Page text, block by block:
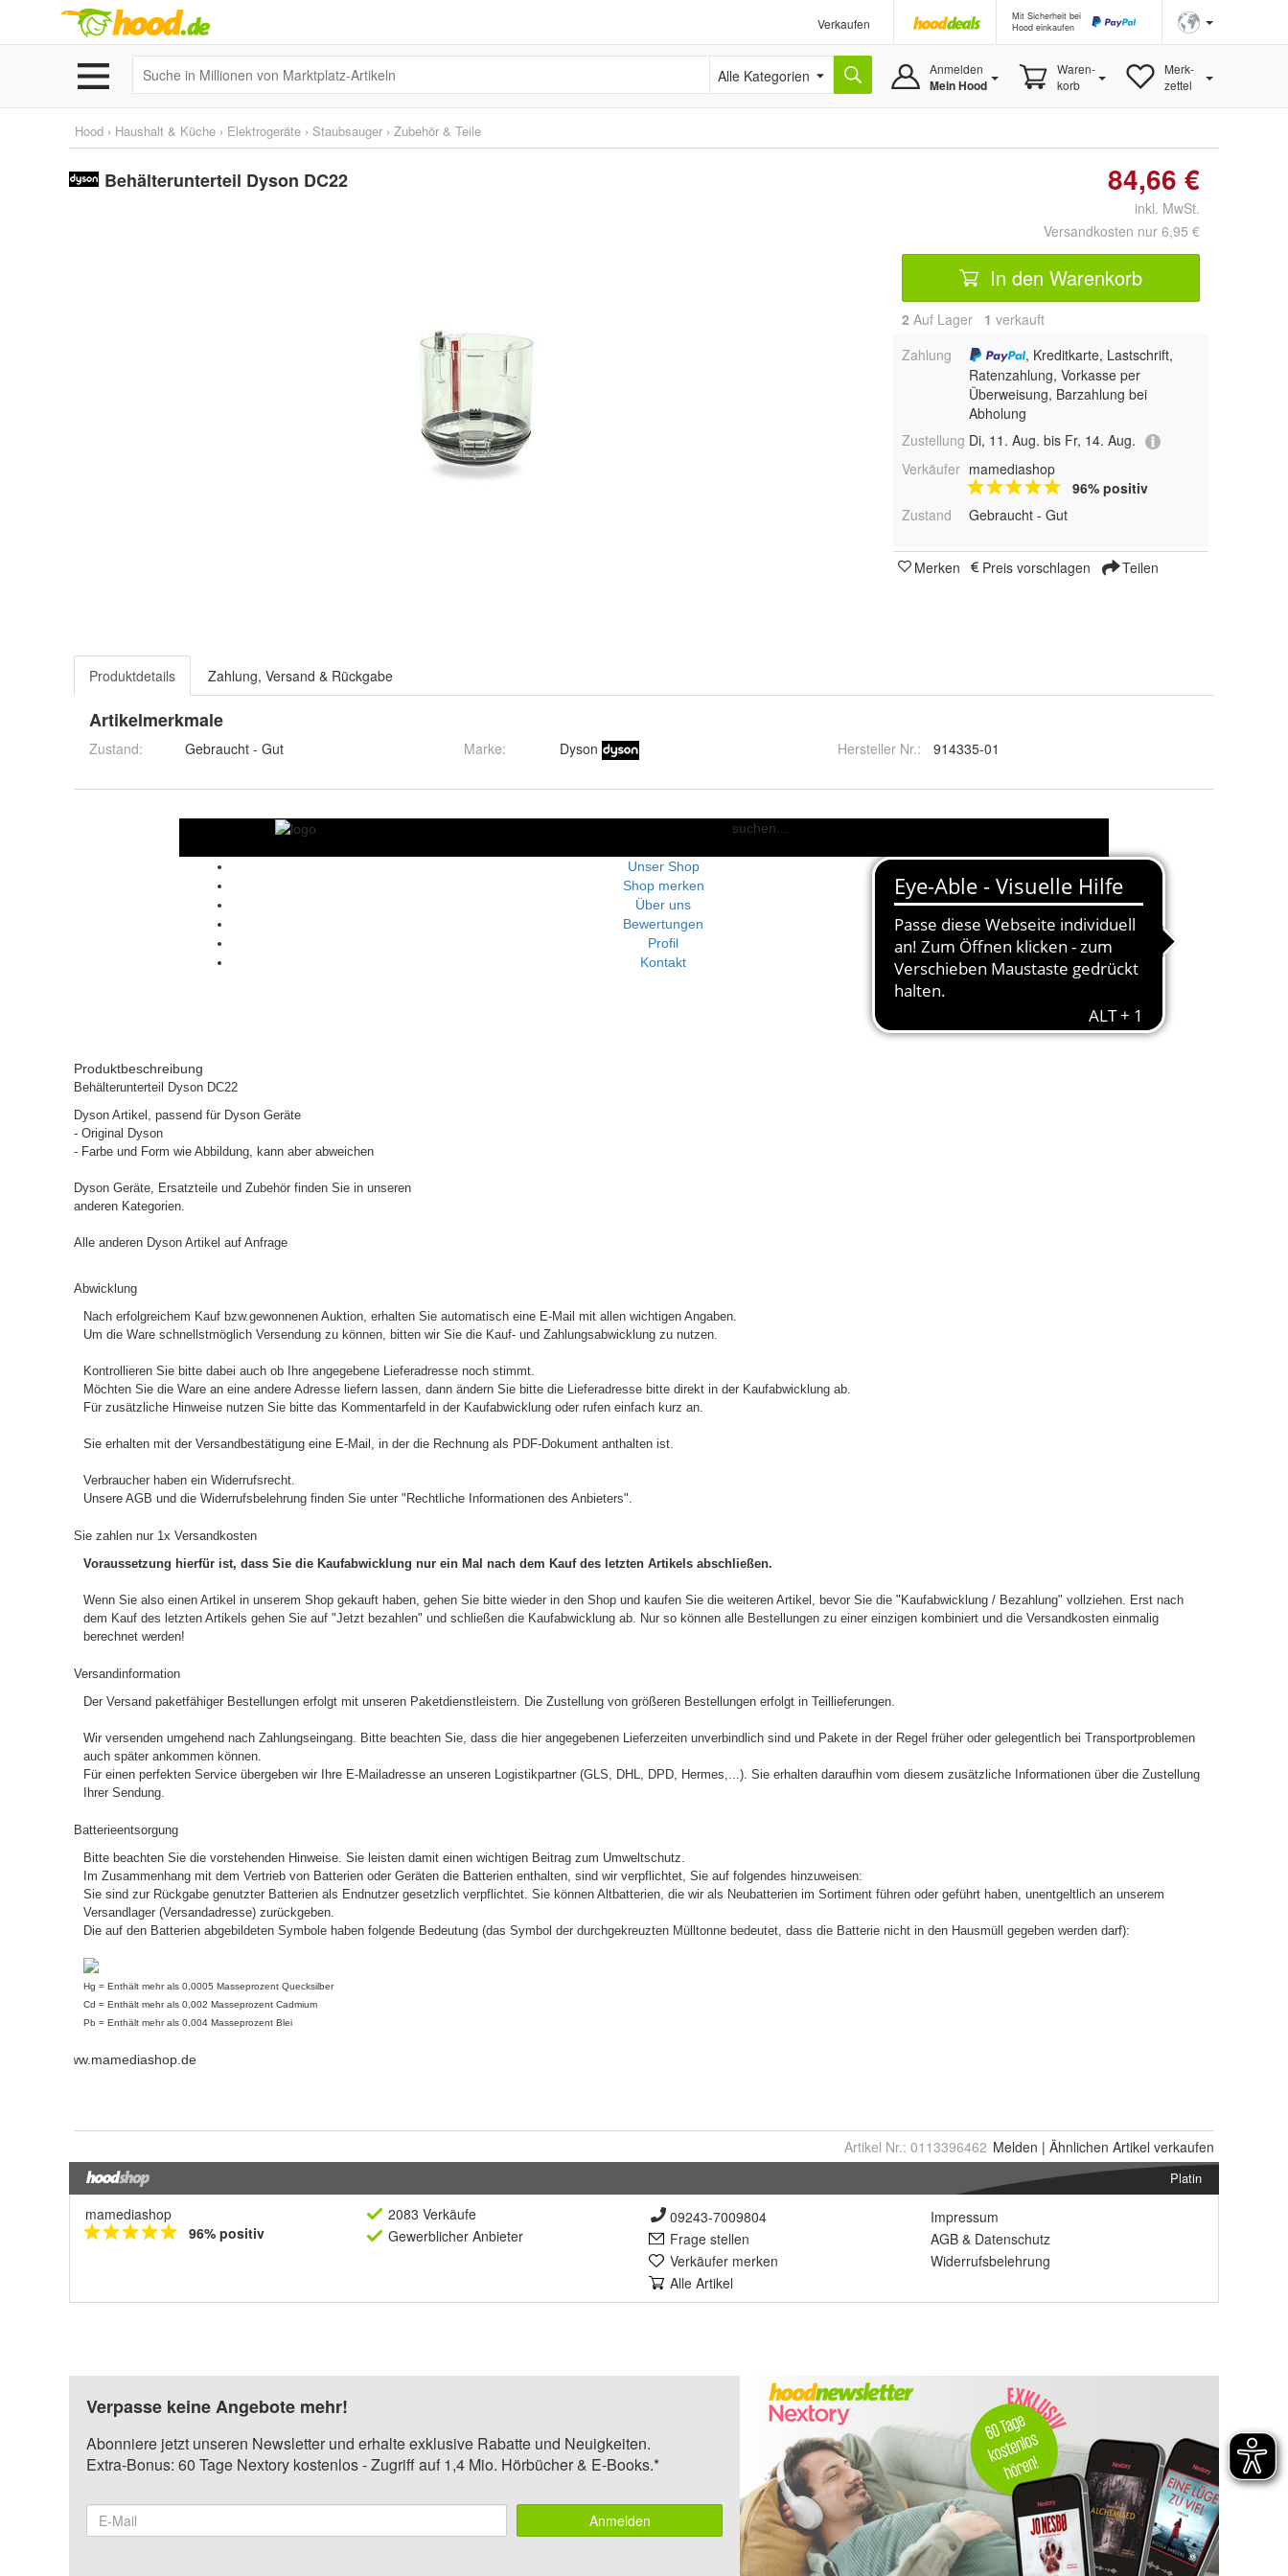
Verkaufen
Mit Sicherheit bei
Hood einkaufen
Alle Kategorien Anmelden
Mein Hood
Waren-
korb
Merk-
zettel
Hood › Haushalt & Küche › Elektrogeräte › Staubsauger › Zubehör & Teile
Behälterunterteil Dyson DC22 84,66 €
inkl. MwSt.
Versandkosten nur 6,95 €
In den Warenkorb
2 Auf Lager 1 verkauft
Zahlung
, Kreditkarte, Lastschrift,
Ratenzahlung, Vorkasse per
Überweisung, Barzahlung bei
Abholung
Zustellung Di, 11. Aug. bis Fr, 14. Aug.
Verkäufer mamediashop
96% positiv
Zustand
Gebraucht - Gut
Merken Preis vorschlagen Teilen
Produktdetails Zahlung, Versand & Rückgabe
Artikelmerkmale
Zustand: Gebraucht - Gut Marke: Dyson Hersteller Nr.: 914335-01
Artikel Nr.: 0113396462 Melden | Ähnlichen Artikel verkaufen
Platin
mamediashop
96% positiv
2083 Verkäufe
Gewerblicher Anbieter
09243-7009804
Frage stellen
Verkäufer merken
Alle Artikel
Impressum
AGB & Datenschutz
Widerrufsbelehrung
Verpasse keine Angebote mehr!
Abonniere jetzt unseren Newsletter und erhalte exklusive Rabatte und Neuigkeiten.
Extra-Bonus: 60 Tage Nextory kostenlos - Zugriff auf 1,4 Mio. Hörbücher & E-Books.*
Anmelden